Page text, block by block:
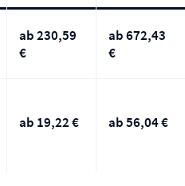
ab 230,59
€
ab 672,43
€
ab 19,22 € ab 56,04 €